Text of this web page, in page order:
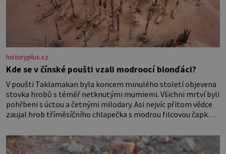
historyplus.cz
Kde se v čínské poušti vzali modroocí blonďáci?
V poušti Taklamakan byla koncem minulého století objevena
stovka hrobů s téměř netknutými mumiemi. Všichni mrtví byli
pohřbeni s úctou a četnými milodary. Asi nejvíc přitom vědce
zaujal hrob tříměsíčního chlapečka s modrou filcovou čapkou,
nesmírně dobře zachovalá, přičítají odborníci zdejším
klimatickým podmínkám. Sucho, prosolené písky a extrémně